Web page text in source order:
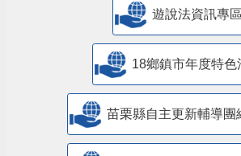
遊說法資訊專區
18鄉鎮市年度特色
苗栗縣自主更新輔導團